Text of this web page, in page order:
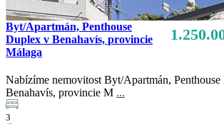
Byt/Apartmán, Penthouse
Duplex v Benahavís, provincie
Málaga
Nabízíme nemovitost Byt/Apartmán,
Benahavís, provincie M ...
3